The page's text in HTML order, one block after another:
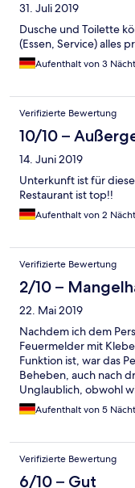
31. Juli 2019
Dusche und Toilette
(Essen, Service) alles
Aufenthalt von 3
Verifizierte Bewertung
10/10 –
14. Juni 2019
Unterkunft ist für
Restaurant ist top!!
Aufenthalt von 2
Verifizierte Bewertung
2/10 –
22. Mai 2019
Nachdem ich dem
Feuermelder mit
Funktion ist, war das
Beheben, auch nach
Unglaublich, obwohl
haben!! Immer noch
durch Bettler, auch am
Angst insbesondere
Aufenthalt von 5
Verifizierte Bewertung
6/10 – Gut